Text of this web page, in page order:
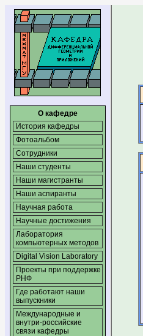
О кафедре
История кафедры
Фотоальбом
Сотрудники
Наши студенты
Наши магистранты
Наши аспиранты
Научная работа
Научные достижения
Лаборатория
компьютерных методов
Digital Vision Laboratory
Проекты при поддержке
РНФ
Где работают наши
выпускники
Международные и
внутри-российские
связи кафедры